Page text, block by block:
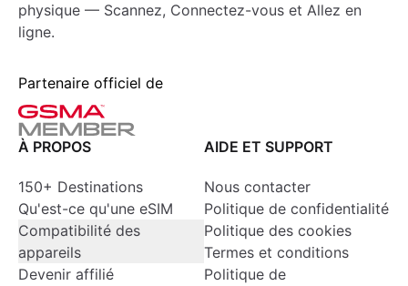
physique — Scannez, Connectez-vous et Allez en
ligne.
Partenaire officiel de
À PROPOS
150+ Destinations
Qu'est-ce qu'une eSIM
Compatibilité des
appareils
Devenir affilié
AIDE ET SUPPORT
Nous contacter
Politique de confidentialité
Politique des cookies
Termes et conditions
Politique de